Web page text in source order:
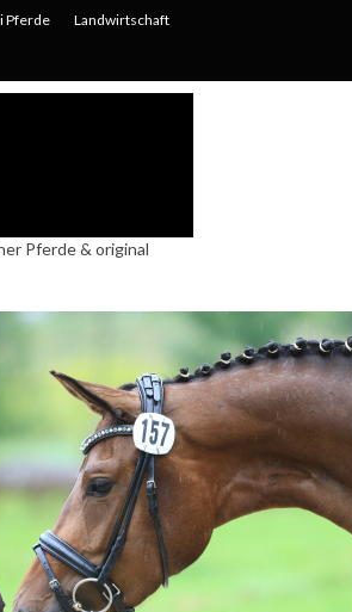
Pferde Landwirtschaft
Pferde & original